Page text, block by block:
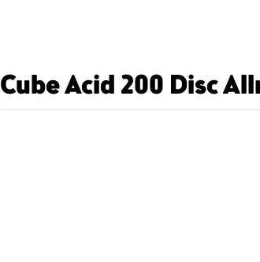
Cube Acid 200 Disc